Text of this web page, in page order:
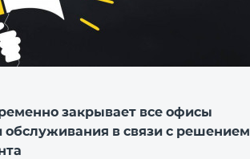
закрывает все офисы
обслуживания в связи с решением